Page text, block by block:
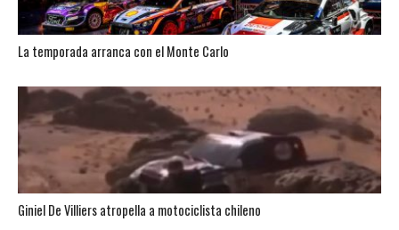
La temporada arranca con el Monte Carlo
Giniel De Villiers atropella a motociclista chileno